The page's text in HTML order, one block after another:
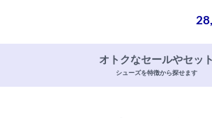
オトクなセールやセット
シューズを特徴から探せます